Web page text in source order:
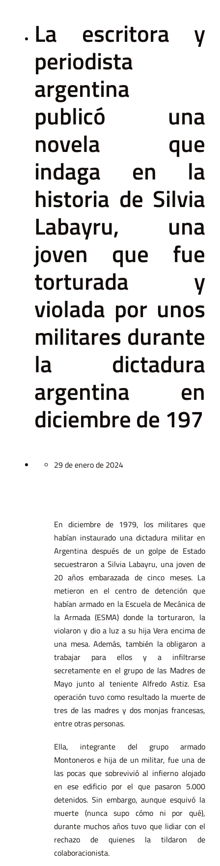
La escritora y
periodista
argentina
publicó una
novela que
indaga en la
historia de Silvia
Labayru, una
joven que fue
torturada y
violada por unos
militares durante
la dictadura
argentina en
diciembre de 197
29 de enero de 2024
En diciembre de 1979, los militares que
habían instaurado una dictadura militar en
Argentina después de un golpe de Estado
secuestraron a Silvia Labayru, una joven de
20 años embarazada de cinco meses. La
metieron en el centro de detención que
habían armado en la Escuela de Mecánica de
la Armada (ESMA) donde la torturaron, la
violaron y dio a luz a su hija Vera encima de
una mesa. Además, también la obligaron a
trabajar para ellos y a infiltrarse
secretamente en el grupo de las Madres de
Mayo junto al teniente Alfredo Astiz. Esa
operación tuvo como resultado la muerte de
tres de las madres y dos monjas francesas,
entre otras personas.
Ella, integrante del grupo armado
Montoneros e hija de un militar, fue una de
las pocas que sobrevivió al infierno alojado
en ese edificio por el que pasaron 5.000
detenidos. Sin embargo, aunque esquivó la
muerte (nunca supo cómo ni por qué),
durante muchos años tuvo que lidiar con el
rechazo de quienes la tildaron de
colaboracionista.